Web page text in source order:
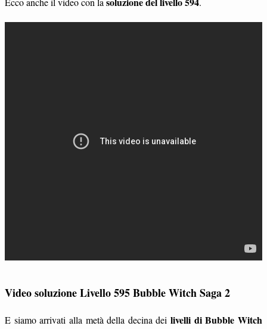
Video soluzione Livello 595 Bubble Witch Saga 2
E siamo arrivati alla metà della decina deilivelli di Bubble Witch